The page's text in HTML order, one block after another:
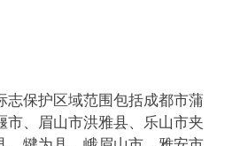
志保护区域范围包括成都市蒲
市、眉山市洪雅县、乐山市夹